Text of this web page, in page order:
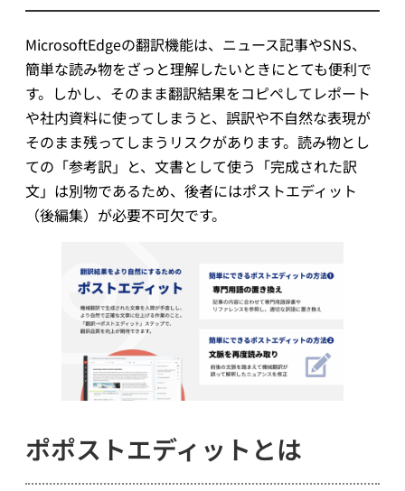
MicrosoftEdgeの翻訳機能は、ニュース記事やSNS、
簡単な読み物をざっと理解したいときにとても便利で
す。しかし、そのまま翻訳結果をコピペしてレポート
や社内資料に使ってしまうと、誤訳や不自然な表現が
そのまま残ってしまうリスクがあります。読み物とし
ての「参考訳」と、文書として使う「完成された訳
文」は別物であるため、後者にはポストエディット
（後編集）が必要不可欠です。
ポポストエディットとは